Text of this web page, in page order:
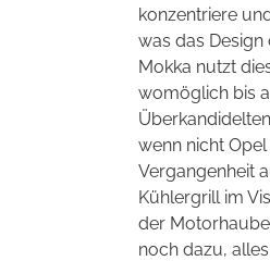
konzentriere
was das Design
Mokka nutzt
womöglich bis
wenn nicht
Vergangenheit
Kühlergrill im
der
noch dazu, alles